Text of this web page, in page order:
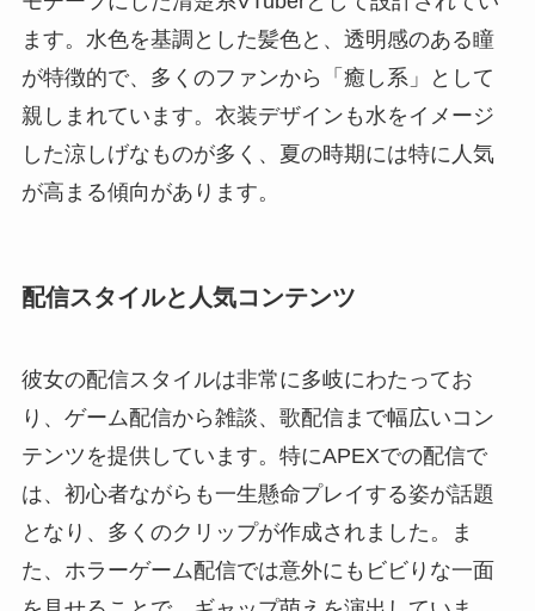
ます。水色を基調とした髪色と、透明感のある瞳
が特徴的で、多くのファンから「癒し系」として
親しまれています。衣装デザインも水をイメージ
した涼しげなものが多く、夏の時期には特に人気
が高まる傾向があります。
配信スタイルと人気コンテンツ
彼女の配信スタイルは非常に多岐にわたってお
り、ゲーム配信から雑談、歌配信まで幅広いコン
テンツを提供しています。特にAPEXでの配信で
は、初心者ながらも一生懸命プレイする姿が話題
となり、多くのクリップが作成されました。ま
た、ホラーゲーム配信では意外にもビビりな一面